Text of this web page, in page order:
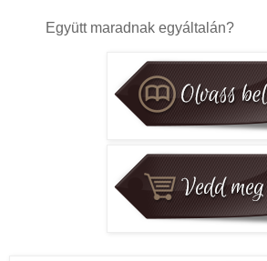
Együtt maradnak egyáltalán?